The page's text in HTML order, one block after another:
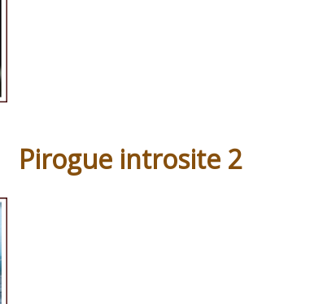
Pirogue introsite 2